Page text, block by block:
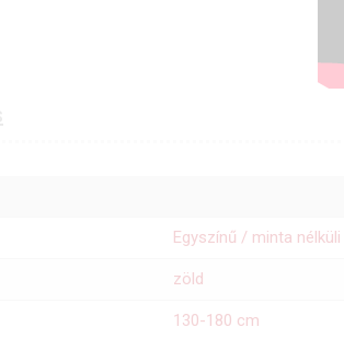
Egyszínű / minta nélküli
zöld
130-180 cm